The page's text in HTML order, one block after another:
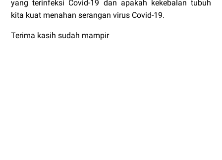
yang terinfeksi Covid-19 dan apakah kekebalan tubuh
kita kuat menahan serangan virus Covid-19.
Terima kasih sudah mampir